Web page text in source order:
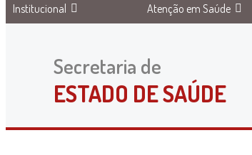
Institucional Atenção em Saúde
Secretaria de
ESTADO DE SAÚDE